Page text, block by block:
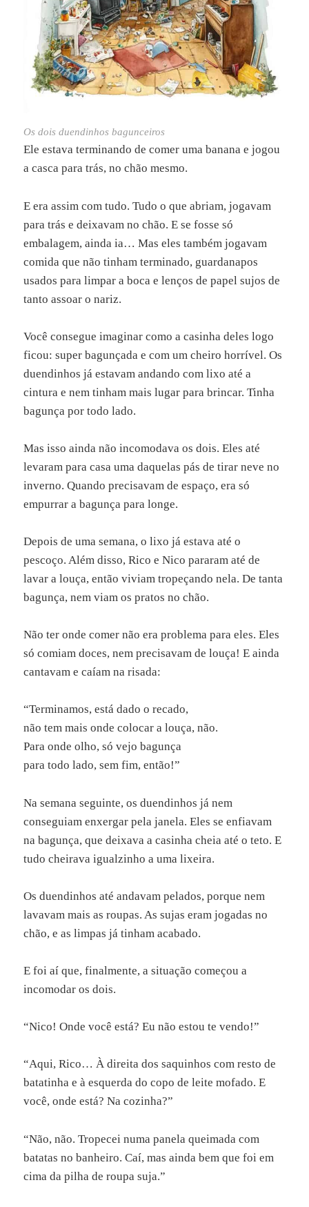
Os dois duendinhos bagunceiros
Ele estava terminando de comer uma banana e jogou
a casca para trás, no chão mesmo.
E era assim com tudo. Tudo o que abriam, jogavam
para trás e deixavam no chão. E se fosse só
embalagem, ainda ia… Mas eles também jogavam
comida que não tinham terminado, guardanapos
usados para limpar a boca e lenços de papel sujos de
tanto assoar o nariz.
Você consegue imaginar como a casinha deles logo
ficou: super bagunçada e com um cheiro horrível. Os
duendinhos já estavam andando com lixo até a
cintura e nem tinham mais lugar para brincar. Tinha
bagunça por todo lado.
Mas isso ainda não incomodava os dois. Eles até
levaram para casa uma daquelas pás de tirar neve no
inverno. Quando precisavam de espaço, era só
empurrar a bagunça para longe.
Depois de uma semana, o lixo já estava até o
pescoço. Além disso, Rico e Nico pararam até de
lavar a louça, então viviam tropeçando nela. De tanta
bagunça, nem viam os pratos no chão.
Não ter onde comer não era problema para eles. Eles
só comiam doces, nem precisavam de louça! E ainda
cantavam e caíam na risada:
“Terminamos, está dado o recado,
não tem mais onde colocar a louça, não.
Para onde olho, só vejo bagunça
para todo lado, sem fim, então!”
Na semana seguinte, os duendinhos já nem
conseguiam enxergar pela janela. Eles se enfiavam
na bagunça, que deixava a casinha cheia até o teto. E
tudo cheirava igualzinho a uma lixeira.
Os duendinhos até andavam pelados, porque nem
lavavam mais as roupas. As sujas eram jogadas no
chão, e as limpas já tinham acabado.
E foi aí que, finalmente, a situação começou a
incomodar os dois.
“Nico! Onde você está? Eu não estou te vendo!”
“Aqui, Rico… À direita dos saquinhos com resto de
batatinha e à esquerda do copo de leite mofado. E
você, onde está? Na cozinha?”
“Não, não. Tropecei numa panela queimada com
batatas no banheiro. Caí, mas ainda bem que foi em
cima da pilha de roupa suja.”